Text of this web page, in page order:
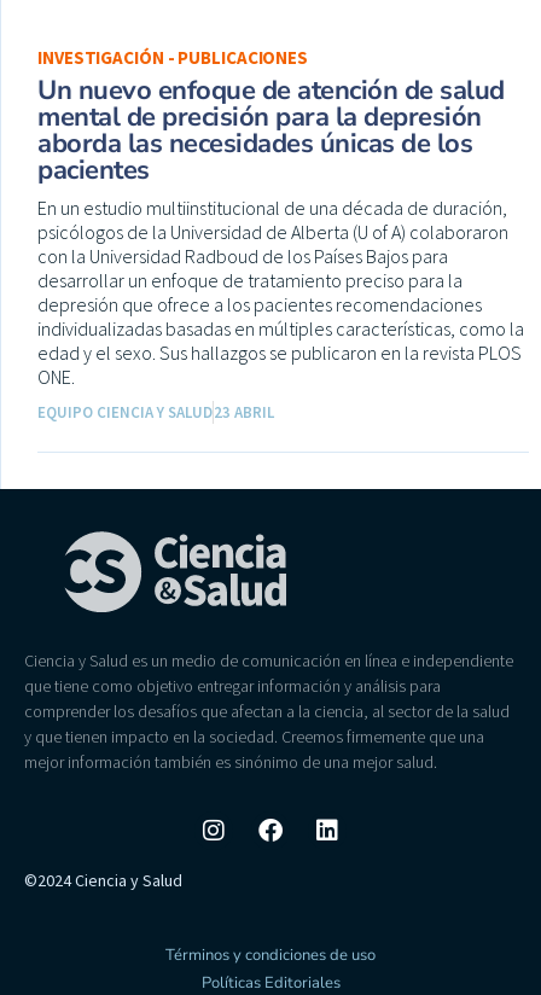
INVESTIGACIÓN - PUBLICACIONES
Un nuevo enfoque de atención de salud
mental de precisión para la depresión
aborda las necesidades únicas de los
pacientes
En un estudio multiinstitucional de una década de duración,
psicólogos de la Universidad de Alberta (U of A) colaboraron
con la Universidad Radboud de los Países Bajos para
desarrollar un enfoque de tratamiento preciso para la
depresión que ofrece a los pacientes recomendaciones
individualizadas basadas en múltiples características, como la
edad y el sexo. Sus hallazgos se publicaron en la revista PLOS
ONE.
EQUIPO CIENCIA Y SALUD23 ABRIL
Ciencia y Salud es un medio de comunicación en línea e independiente
que tiene como objetivo entregar información y análisis para
comprender los desafíos que afectan a la ciencia, al sector de la salud
y que tienen impacto en la sociedad. Creemos firmemente que una
mejor información también es sinónimo de una mejor salud.
©2024 Ciencia y Salud
Términos y condiciones de uso
Políticas Editoriales